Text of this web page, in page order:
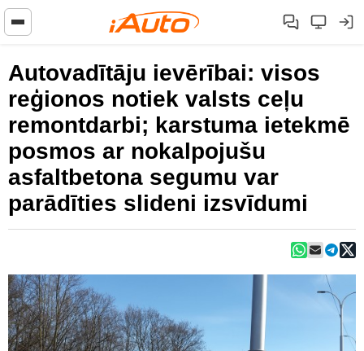
Autovadītāju ievērībai: visos
reģionos notiek valsts ceļu
remontdarbi; karstuma ietekmē
posmos ar nokalpojušu
asfaltbetona segumu var
parādīties slideni izsvīdumi